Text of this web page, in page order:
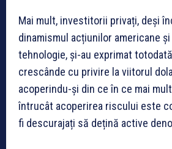
Mai mult, investitorii privați, deși
dinamismul acțiunilor americane
tehnologie, și-au exprimat
crescânde cu privire la viitorul
acoperindu-și din ce în ce mai
întrucât acoperirea riscului este
fi descurajați să dețină active